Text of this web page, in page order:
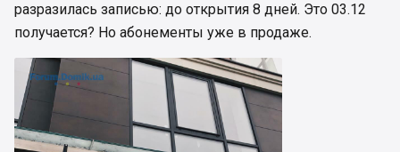
разразилась записью: до открытия 8 дней. Это 03.12
получается? Но абонементы уже в продаже.